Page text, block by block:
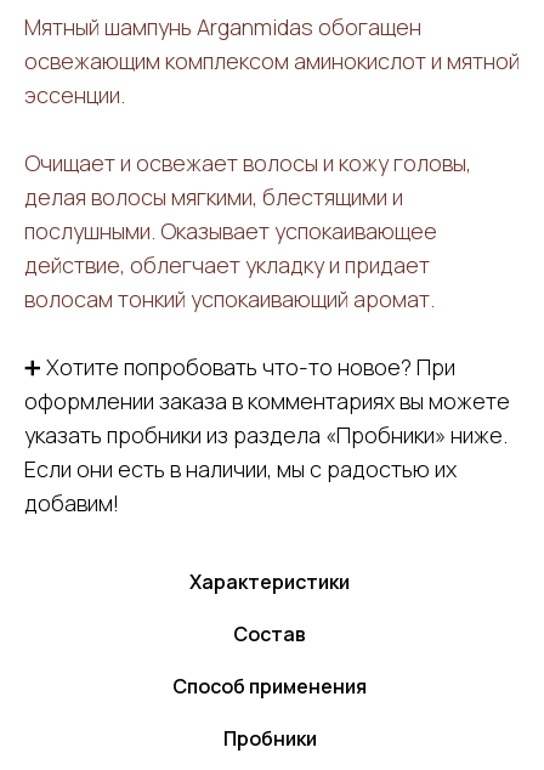
Мятный шампунь Arganmidas обогащен
освежающим комплексом аминокислот и мятной
эссенции.
Очищает и освежает волосы и кожу головы,
делая волосы мягкими, блестящими и
послушными. Оказывает успокаивающее
действие, облегчает укладку и придает
волосам тонкий успокаивающий аромат.
➕ Хотите попробовать что-то новое? При
оформлении заказа в комментариях вы можете
указать пробники из раздела «Пробники» ниже.
Если они есть в наличии, мы с радостью их
добавим!
Характеристики
Состав
Способ применения
Пробники